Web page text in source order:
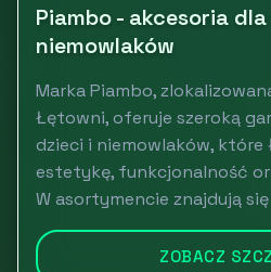
Piambo - akcesoria
niemowlaków
Marka Piambo,
Łętowni, oferuje szeroką
dzieci i niemowlaków, które
estetykę, funkcjonalność
W asortymencie znajdują
ZOBACZ